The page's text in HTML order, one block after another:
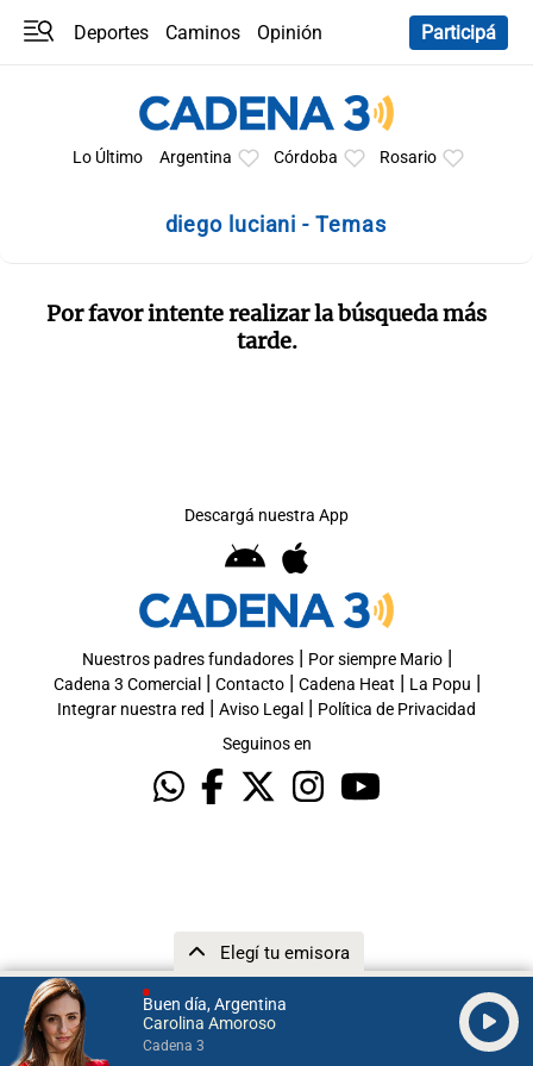
Buen día, Argentina
Carolina Amoroso
Cadena 3
Elegí tu emisora
Deportes Caminos
Opinión
Participá
Lo Último Argentina Córdoba Rosario
diego luciani - Temas
Por favor intente realizar la búsqueda más
tarde.
Descargá nuestra App
Nuestros padres fundadores| Por siempre Mario|
Cadena 3 Comercial | Contacto| Cadena Heat | La Popu |
Integrar nuestra red | Aviso Legal | Política de Privacidad
Seguinos en